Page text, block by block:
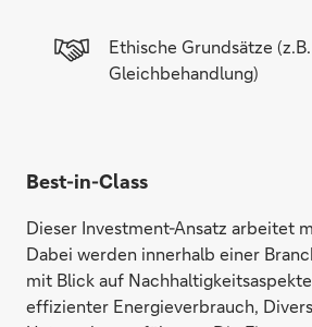
Ethische Grundsätze (z.B.
Gleichbehandlung)
Best-in-Class
Dieser Investment-Ansatz arbeitet
Dabei werden innerhalb einer
mit Blick auf
effizienter Energieverbrauch,